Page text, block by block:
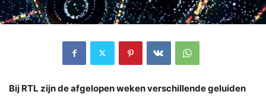
Bij RTL zijn de afgelopen weken verschillende geluiden